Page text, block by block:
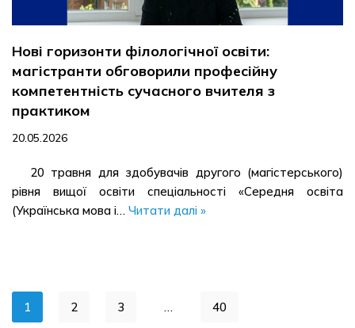
Нові горизонти філологічної освіти:
магістранти обговорили професійну
компетентність сучасного вчителя з
практиком
20.05.2026
20 травня для здобувачів другого (магістерського)
рівня вищої освіти спеціальності «Середня освіта
(Українська мова і… Читати далі »
1 2 3 … 40